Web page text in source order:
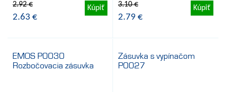
2.92 €
2.63 €
Kúpiť 3.10 €
2.79 €
Kúpiť
EMOS P0030
Rozbočovacia zásuvka
- 10%
Zásuvka s vypínačom
P0027
- 10%